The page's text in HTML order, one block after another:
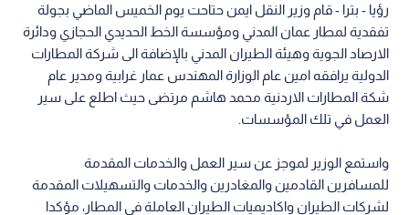
رؤيا - بترا - قام وزير النقل ايمن حتاحت يوم الخميس الماضي بجولة
تفقدية لمطار عمان المدني ومؤسسة الخط الحديدي الحجازي ودائرة
الارصاد الجوية وهيئة الطيران المدني بالإضافة الى شركة المطارات
الدولية يرافقه امين عام الوزارة المهندس عمار غرابية ومدير عام
شكة المطارات الاردنية محمد هاشم مرتضى حيث اطلع على سير
العمل في تلك المؤسسات.
واستمع الوزير لموجز عن سير العمل والخدمات المقدمة
للمسافرين القادمين والمغادرين والخدمات والتسهيلات المقدمة
لشركات الطيران واكاديميات الطيران العاملة في المطار، مؤكدا